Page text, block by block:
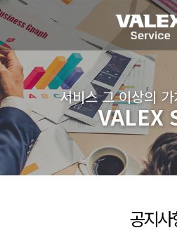
서비스 그 이상의
VALEX
공지사